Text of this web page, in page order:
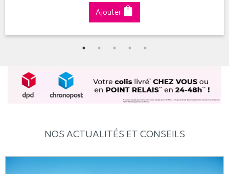
Ajouter
NOS ACTUALITÉS ET CONSEILS